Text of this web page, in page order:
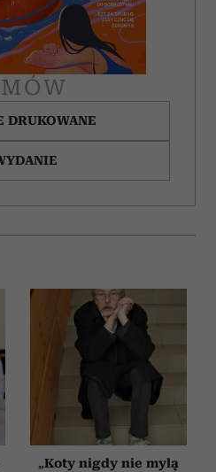
DRUKOWANE
„Koty nigdy nie mylą